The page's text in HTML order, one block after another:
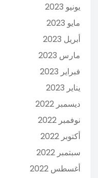
يونيو 2023
مايو 2023
أبريل 2023
مارس 2023
فبراير 2023
يناير 2023
ديسمبر 2022
نوفمبر 2022
أكتوبر 2022
سبتمبر 2022
أغسطس 2022